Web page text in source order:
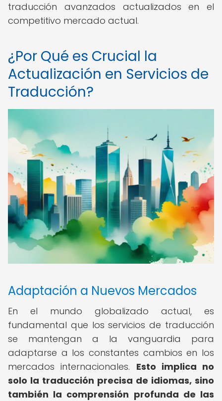
traducción avanzados actualizados en el
competitivo mercado actual.
¿Por Qué es Crucial la
Actualización en Servicios de
Traducción?
Adaptación a Nuevos Mercados
En el mundo globalizado actual, es
fundamental que los servicios de traducción
se mantengan a la vanguardia para
adaptarse a los constantes cambios en los
mercados internacionales. Esto implica no
solo la traducción precisa de idiomas, sino
también la comprensión profunda de las